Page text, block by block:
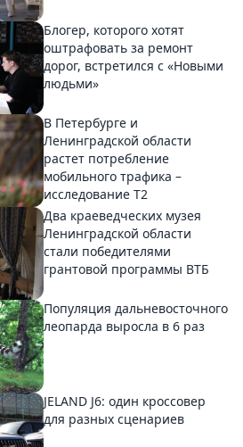
Блогер, которого хотят
оштрафовать за ремонт
дорог, встретился с «Новыми
людьми»
В Петербурге и
Ленинградской области
растет потребление
мобильного трафика –
исследование T2
Два краеведческих музея
Ленинградской области
стали победителями
грантовой программы ВТБ
Популяция дальневосточного
леопарда выросла в 6 раз
JELAND J6: один кроссовер
для разных сценариев